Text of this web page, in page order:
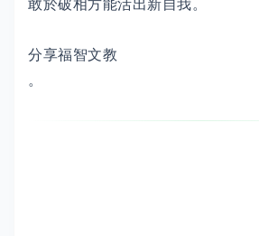
敢於破相方能活出新自我。
分享福智文教
。